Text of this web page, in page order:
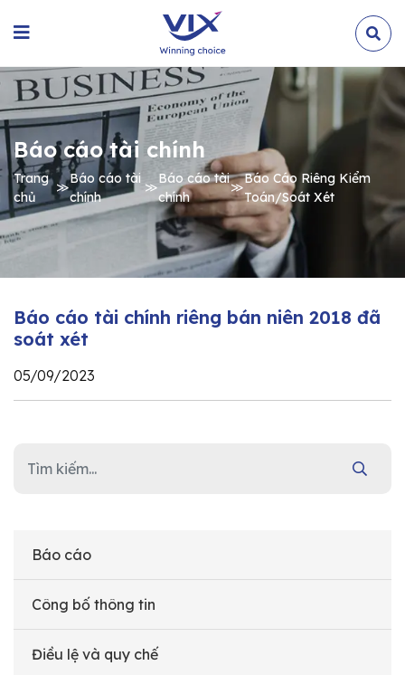
Báo cáo tài chính
Trang
chủ
≫
Báo cáo tài
chính
≫
Báo cáo tài
chính
≫
Báo Cáo Riêng Kiểm
Toán/Soát Xét
Báo cáo
Công bố thông tin
Điều lệ và quy chế
Báo cáo tài chính riêng bán niên 2018 đã
soát xét
05/09/2023